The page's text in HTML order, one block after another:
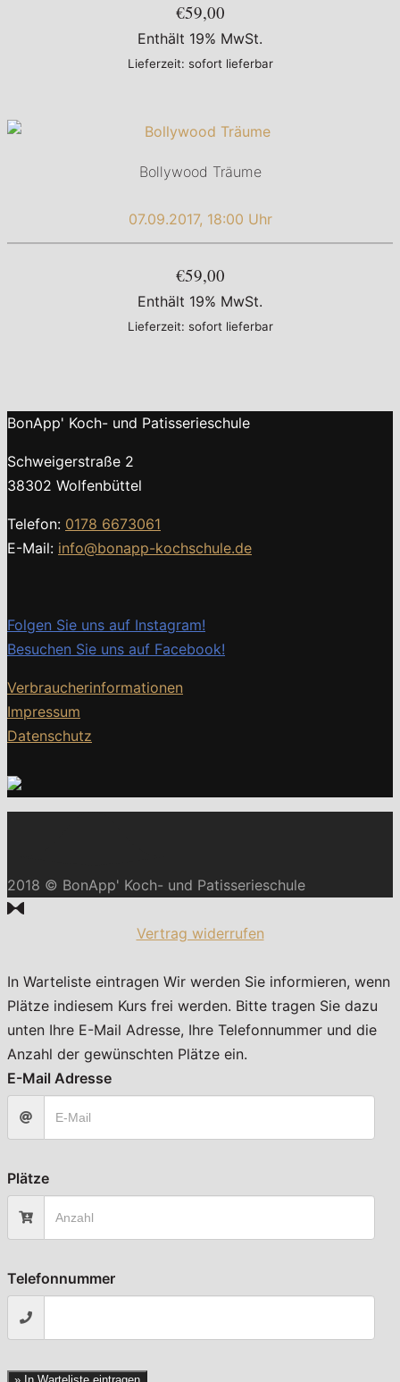
€59,00
Enthält 19% MwSt.
Lieferzeit: sofort lieferbar
Bollywood Träume
07.09.2017, 18:00 Uhr
€59,00
Enthält 19% MwSt.
Lieferzeit: sofort lieferbar
BonApp' Koch- und Patisserieschule
Schweigerstraße 2
38302 Wolfenbüttel
Telefon: 0178 6673061
E-Mail: info@bonapp-kochschule.de
Folgen Sie uns auf Instagram!
Besuchen Sie uns auf Facebook!
Verbraucherinformationen
Impressum
Datenschutz
2018 © BonApp' Koch- und Patisserieschule
Vertrag widerrufen
In Warteliste eintragen Wir werden Sie informieren, wenn
Plätze indiesem Kurs frei werden. Bitte tragen Sie dazu
unten Ihre E-Mail Adresse, Ihre Telefonnummer und die
Anzahl der gewünschten Plätze ein.
E-Mail Adresse
Plätze
Telefonnummer